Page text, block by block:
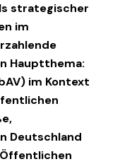
strategischer
im
Hauptthema:
im Kontext
Deutschland